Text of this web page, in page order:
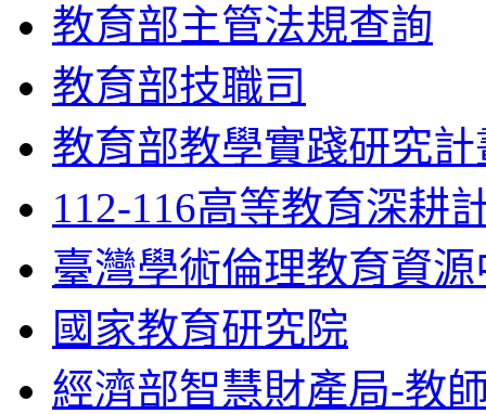
教育部主管法規查詢
教育部技職司
教育部教學實踐研究計
112-116高等教育深耕
臺灣學術倫理教育資源
國家教育研究院
經濟部智慧財產局-教